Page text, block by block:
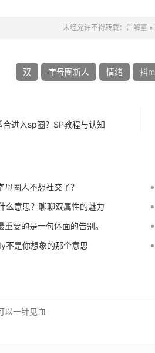
未经允许不得转载： 告解室 »
双 字母圈新人 情绪 抖m
进入sp圈？SP教程与认知
母圈人不想社交了？
么意思？聊聊双属性的魅力
重要的是一句体面的告别。
不是你想象的那个意思